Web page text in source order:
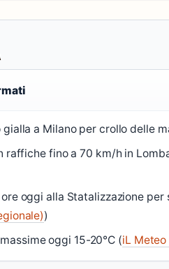
a Milano per crollo delle
raffiche fino a 70 km/h in
oggi alla Statalizzazione
)
oggi 15-20°C (iL